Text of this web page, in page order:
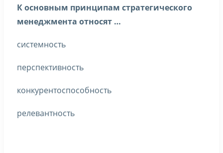
К основным принципам стратегического
менеджмента относят …
системность
перспективность
конкурентоспособность
релевантность